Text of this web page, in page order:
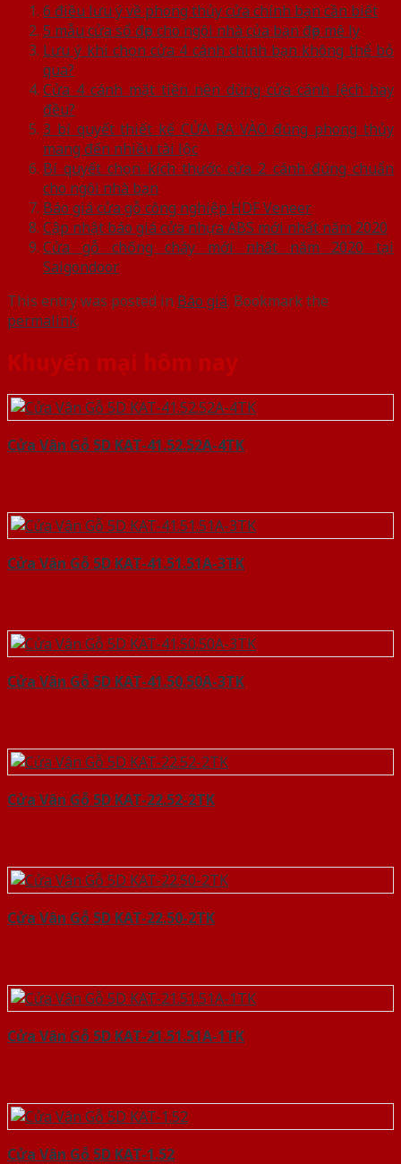
6 điều lưu ý về phong thủy cửa chính bạn cần biết
5 mẫu cửa sổ đẹp cho ngôi nhà của bạn đẹp mê ly
Lưu ý khi chọn cửa 4 cánh chính bạn không thể bỏ
qua?
Cửa 4 cánh mặt tiền nên dùng cửa cánh lệch hay
đều?
3 bí quyết thiết kế CỬA RA VÀO đúng phong thủy
mang đến nhiều tài lộc
Bí quyết chọn kích thước cửa 2 cánh đúng chuẩn
cho ngôi nhà bạn
Báo giá cửa gỗ công nghiệp HDF Veneer
Cập nhật báo giá cửa nhựa ABS mới nhất năm 2020
Cửa gỗ chống cháy mới nhất năm 2020 tại
Saigondoor
This entry was posted in Báo giá. Bookmark the
permalink.
Khuyến mại hôm nay
Cửa Vân Gỗ 5D KAT-41.52.52A-4TK
Cửa Vân Gỗ 5D KAT-41.51.51A-3TK
Cửa Vân Gỗ 5D KAT-41.50.50A-3TK
Cửa Vân Gỗ 5D KAT-22.52-2TK
Cửa Vân Gỗ 5D KAT-22.50-2TK
Cửa Vân Gỗ 5D KAT-21.51.51A-1TK
Cửa Vân Gỗ 5D KAT-1.52